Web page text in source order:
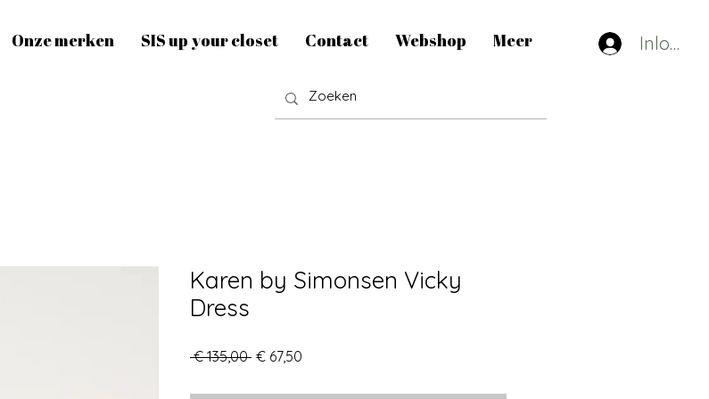
Onze merken SIS up your closet Contact Webshop Meer
Karen by Simonsen Vicky
Dress
€ 135,00 Normale
€ 67,50